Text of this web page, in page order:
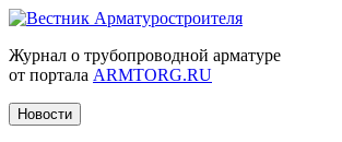
Журнал о трубопроводной арматуре
от портала ARMTORG.RU
Новости